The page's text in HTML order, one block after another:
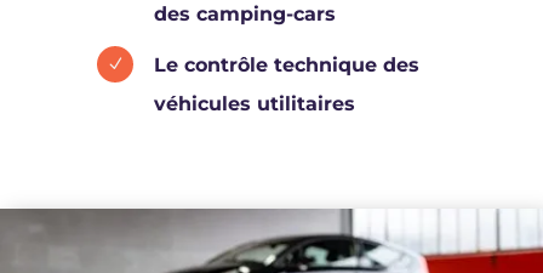
des camping-cars
N
Le contrôle technique des
véhicules utilitaires